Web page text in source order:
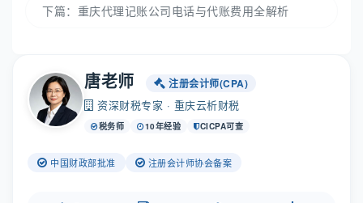
下篇： 重庆代理记账公司电话与代账费用全解析
唐老师 注册会计师(CPA)
资深财税专家 · 重庆云析财税
税务师 10年经验 CICPA可查
中国财政部批准 注册会计师协会备案